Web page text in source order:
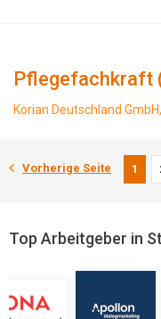
Pflegefachkraft
Korian Deutschland
Vorherige Seite 1
Top Arbeitgeber in